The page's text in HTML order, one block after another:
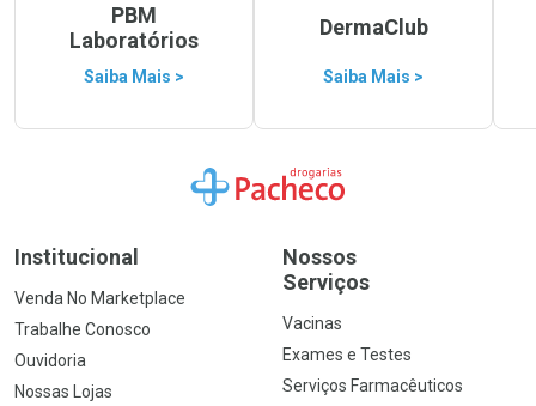
PBM
Laboratórios
Saiba Mais >
DermaClub
Saiba Mais >
Ir para a Home
Institucional
Venda No Marketplace
Trabalhe Conosco
Ouvidoria
Nossas Lojas
Nossos
Serviços
Vacinas
Exames e Testes
Serviços Farmacêuticos